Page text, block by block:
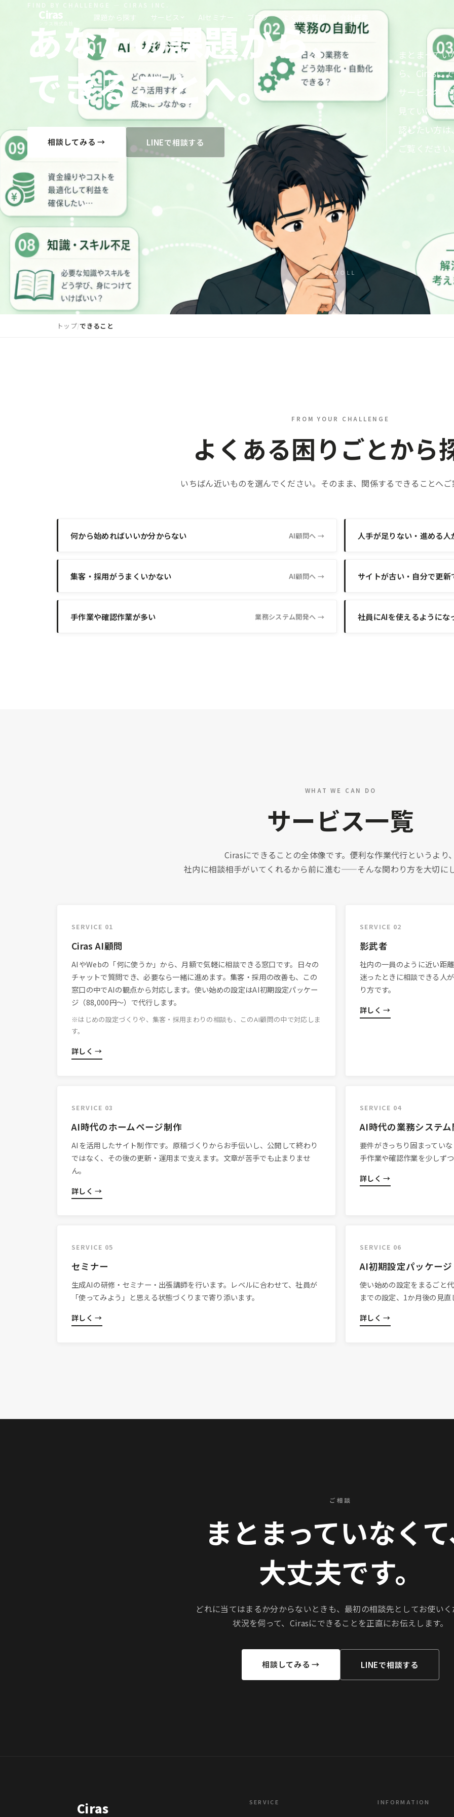
Ciras 課題から探す サービス AIセミナー ブログ
FIND BY CHALLENGE — CIRAS INC.
あなたの課題から、
できることへ。
相談してみる → LINEで相談する
まとまって
ら、Cirasに
サービス名
見ていけば
認したい方は
ご覧ください
SCROLL
トップ できること
FROM YOUR CHALLENGE
よくある困りごとから
いちばん近いものを選んでください。そのまま、関係するできることへ
何から始めればいいか分からない AI顧問へ → 人手が足りない・進める人
集客・採用がうまくいかない AI顧問へ → サイトが古い・自分で更新
手作業や確認作業が多い 業務システム開発へ → 社員にAIを使えるようにな
WHAT WE CAN DO
サービス一覧
Cirasにできることの全体像です。便利な作業代行というより
社内に相談相手がいてくれるから前に進む——そんな関わり方を大切に
SERVICE 01
Ciras AI顧問
AIやWebの「何に使うか」から、月額で気軽に相談できる窓口です。日々の
チャットで質問でき、必要なら一緒に進めます。集客・採用の改善も、この
窓口の中でAIの観点から対応します。使い始めの設定はAI初期設定パッケー
ジ（88,000円〜）で代行します。
※はじめの設定づくりや、集客・採用まわりの相談も、このAI顧問の中で対応しま
す。
詳しく →
SERVICE 02
影武者
社内の一員のように近い距
迷ったときに相談できる人
り方です。
詳しく →
SERVICE 03
AI時代のホームページ制作
AIを活用したサイト制作です。原稿づくりからお手伝いし、公開して終わり
ではなく、その後の更新・運用まで支えます。文章が苦手でも止まりませ
ん。
詳しく →
SERVICE 04
AI時代の業務システ
要件がきっちり固まってい
手作業や確認作業を少しず
詳しく →
SERVICE 05
セミナー
生成AIの研修・セミナー・出張講師を行います。レベルに合わせて、社員が
「使ってみよう」と思える状態づくりまで寄り添います。
詳しく →
SERVICE 06
AI初期設定パッケージ
使い始めの設定をまるごと
までの設定、1か月後の見
詳しく →
ご相談
まとまっていなく
大丈夫です。
どれに当てはまるか分からないときも、最初の相談先としてお使い
状況を伺って、Cirasにできることを正直にお伝えします。
相談してみる → LINEで相談する
Ciras SERVICE INFORMATION